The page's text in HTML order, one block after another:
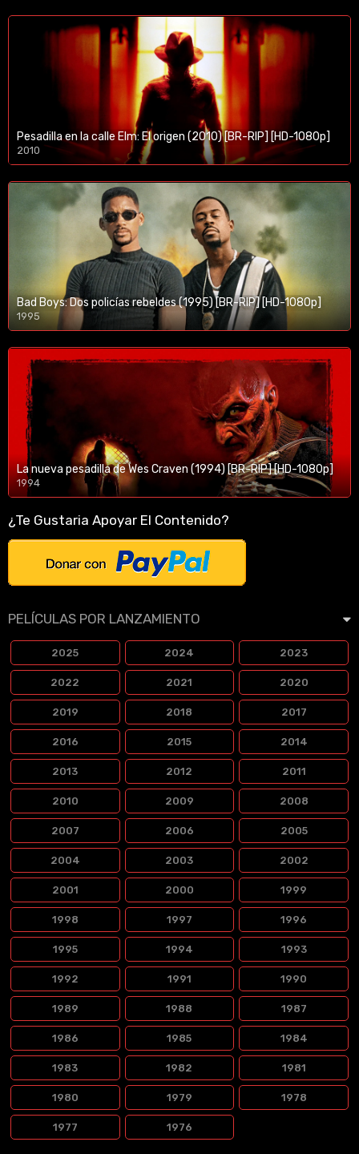
Pesadilla en la calle Elm: El origen (2010) [BR-RIP] [HD-1080p]
2010
1080p/720p
Bad Boys: Dos policías rebeldes (1995) [BR-RIP] [HD-1080p]
1995
1080p/720p
La nueva pesadilla de Wes Craven (1994) [BR-RIP] [HD-1080p]
1994
1080p/720p
¿Te Gustaria Apoyar El Contenido?
PELÍCULAS POR LANZAMIENTO
2025 2024 2023
2022 2021 2020
2019 2018 2017
2016 2015 2014
2013 2012 2011
2010 2009 2008
2007 2006 2005
2004 2003 2002
2001 2000 1999
1998 1997 1996
1995 1994 1993
1992 1991 1990
1989 1988 1987
1986 1985 1984
1983 1982 1981
1980 1979 1978
1977 1976